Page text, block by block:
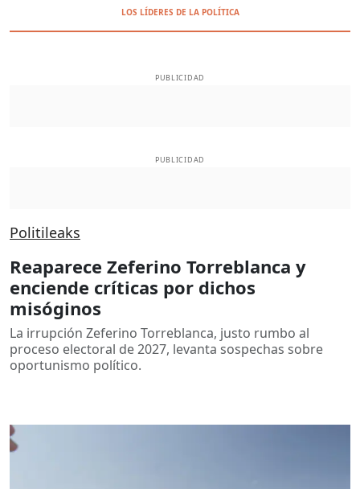
LOS LÍDERES DE LA POLÍTICA
PUBLICIDAD
PUBLICIDAD
Politileaks
Reaparece Zeferino Torreblanca y
enciende críticas por dichos
misóginos
La irrupción Zeferino Torreblanca, justo rumbo al
proceso electoral de 2027, levanta sospechas sobre
oportunismo político.